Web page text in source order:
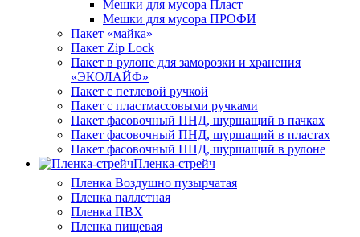
Мешки для мусора Пласт
Мешки для мусора ПРОФИ
Пакет «майка»
Пакет Zip Lock
Пакет в рулоне для заморозки и хранения
«ЭКОЛАЙФ»
Пакет с петлевой ручкой
Пакет с пластмассовыми ручками
Пакет фасовочный ПНД, шуршащий в пачках
Пакет фасовочный ПНД, шуршащий в пластах
Пакет фасовочный ПНД, шуршащий в рулоне
Пленка-стрейч
Пленка Воздушно пузырчатая
Пленка паллетная
Пленка ПВХ
Пленка пищевая